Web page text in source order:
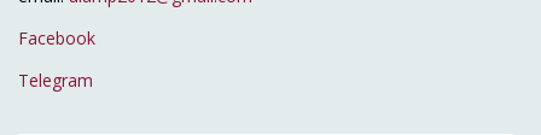
Facebook
Telegram